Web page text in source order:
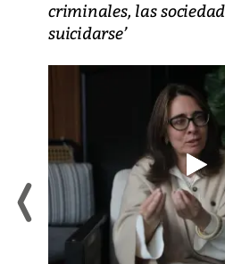
criminales, las
suicidarse’